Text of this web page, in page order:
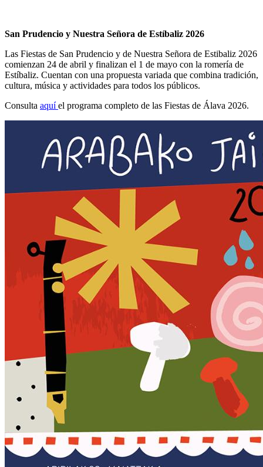
San Prudencio y Nuestra Señora de Estíbaliz 2026
Las Fiestas de San Prudencio y de Nuestra Señora de Estibaliz 2026
comienzan 24 de abril y finalizan el 1 de mayo con la romería de
Estíbaliz. Cuentan con una propuesta variada que combina tradición,
cultura, música y actividades para todos los públicos.
Consulta aquíel programa completo de las Fiestas de Álava 2026.